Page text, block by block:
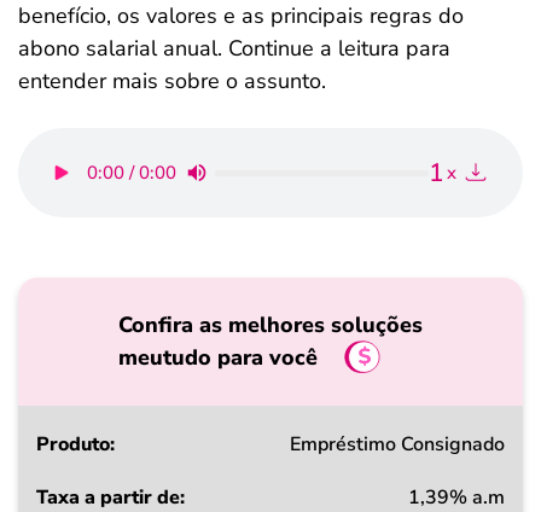
benefício, os valores e as principais regras do
abono salarial anual. Continue a leitura para
entender mais sobre o assunto.
0:00 / 0:00 1 x
Confira as melhores soluções
meutudo para você
Produto
Empréstimo Consignado
1,39% a.m